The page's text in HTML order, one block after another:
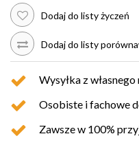
Dodaj do listy życzeń
Dodaj do listy
Wysyłka z
Osobiste i fachowe
Zawsze w 100%